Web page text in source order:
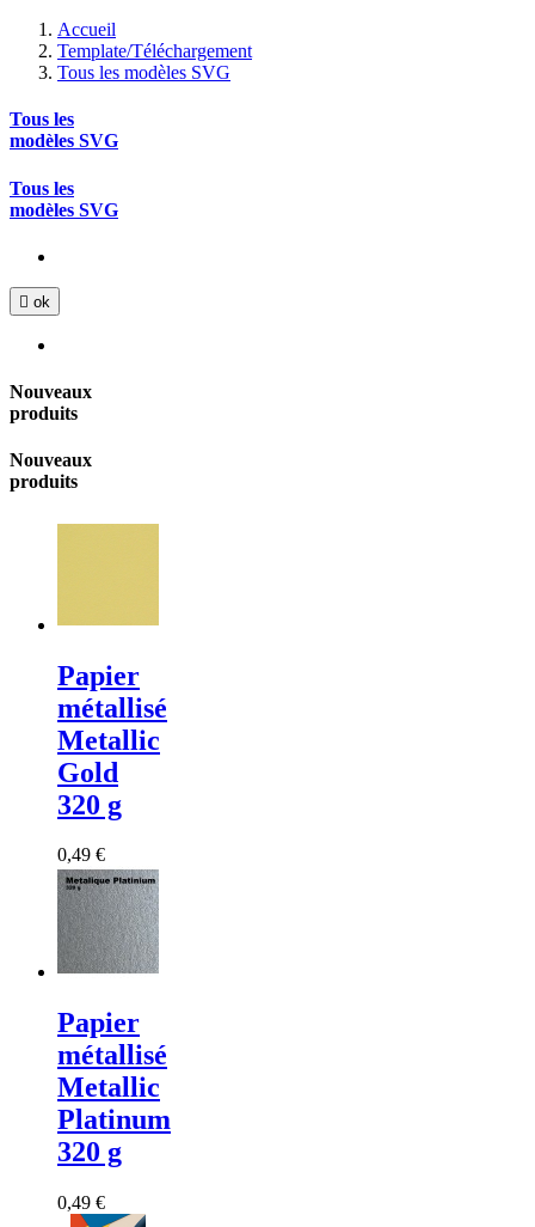
Accueil
Template/Téléchargement
Tous les modèles SVG
Tous les
modèles SVG
Tous les
modèles SVG
 ok
Nouveaux
produits
Nouveaux
produits
Papier
métallisé
Metallic
Gold
320 g
0,49 €
Papier
métallisé
Metallic
Platinum
320 g
0,49 €